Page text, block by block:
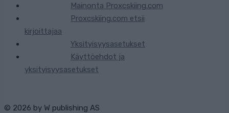
Mainonta Proxcskiing.com
Proxcskiing.com etsii
kirjoittajaa
Yksityisyysasetukset
Käyttöehdot ja
yksityisyysasetukset
© 2026 by W publishing AS